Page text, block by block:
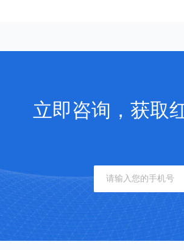
立即咨询，获取